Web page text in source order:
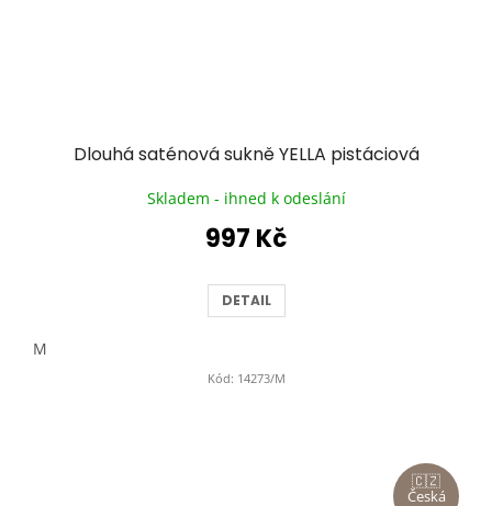
Dlouhá saténová sukně YELLA pistáciová
Skladem - ihned k odeslání
997 Kč
DETAIL
M
Kód: 14273/M
🇨🇿
Česká